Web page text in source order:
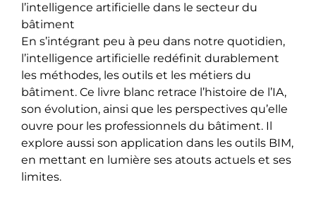
l’intelligence artificielle dans le secteur du
bâtiment
En s’intégrant peu à peu dans notre quotidien,
l’intelligence artificielle redéfinit durablement
les méthodes, les outils et les métiers du
bâtiment. Ce livre blanc retrace l’histoire de l’IA,
son évolution, ainsi que les perspectives qu’elle
ouvre pour les professionnels du bâtiment. Il
explore aussi son application dans les outils BIM,
en mettant en lumière ses atouts actuels et ses
limites.